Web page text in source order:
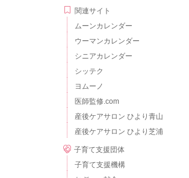
関連サイト
ムーンカレンダー
ウーマンカレンダー
シニアカレンダー
シッテク
ヨムーノ
医師監修.com
産後ケアサロン ひより青山
産後ケアサロン ひより芝浦
子育て支援団体
子育て支援機構